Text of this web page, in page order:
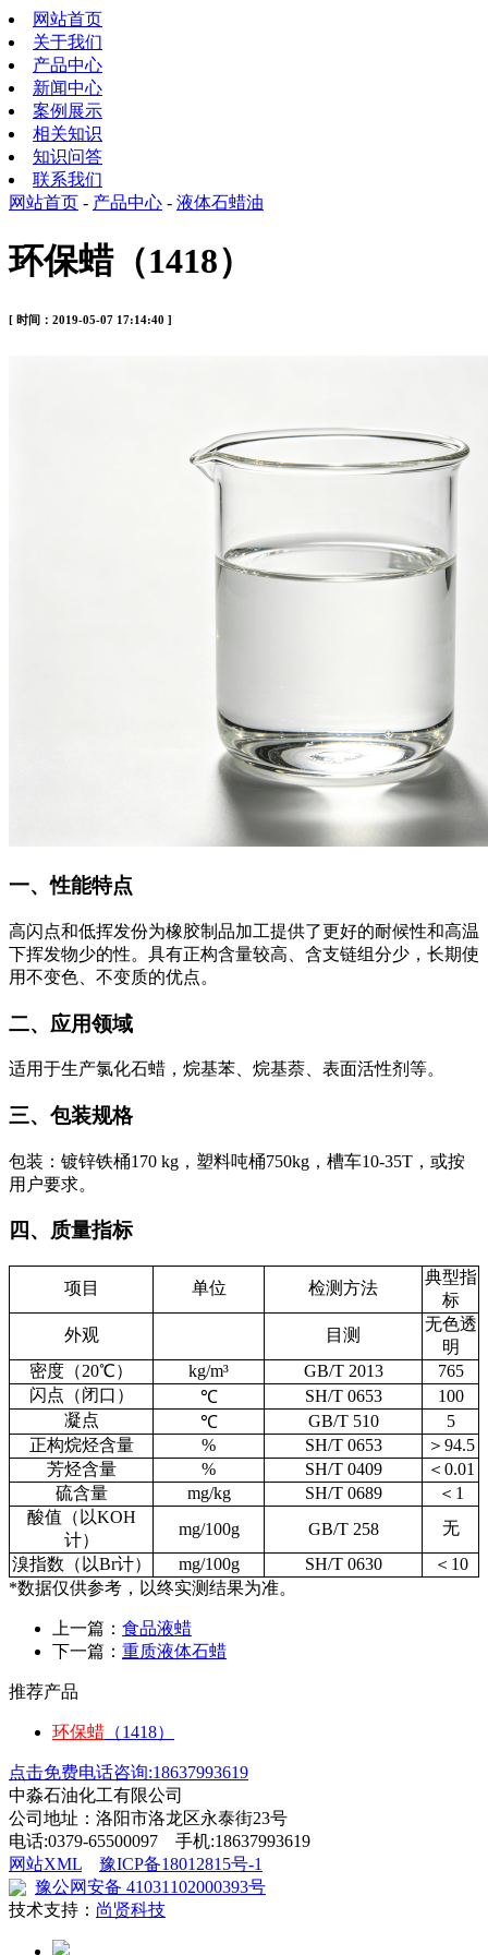
网站首页
关于我们
产品中心
新闻中心
案例展示
相关知识
知识问答
联系我们
网站首页 - 产品中心 - 液体石蜡油
环保蜡（1418）
[ 时间：2019-05-07 17:14:40 ]
一、性能特点
高闪点和低挥发份为橡胶制品加工提供了更好的耐候性和高温
下挥发物少的性。具有正构含量较高、含支链组分少，长期使
用不变色、不变质的优点。
二、应用领域
适用于生产氯化石蜡，烷基苯、烷基萘、表面活性剂等。
三、包装规格
包装：镀锌铁桶170 kg，塑料吨桶750kg，槽车10-35T，或按
用户要求。
四、质量指标
项目 单位 检测方法
典型指
标
外观
目测
无色透
明
密度（20℃） kg/m³ GB/T 2013
765
闪点（闭口）
℃ SH/T 0653
100
凝点
℃ GB/T 510
5
正构烷烃含量
% SH/T 0653 ＞ 94.5
芳烃含量
% SH/T 0409 ＜ 0.01
硫含量
mg/kg SH/T 0689 ＜ 1
酸值（以KOH
计）
mg/100g GB/T 258
无
溴指数（以Br计） mg/100g SH/T 0630 ＜ 10
*数据仅供参考，以终实测结果为准。
上一篇： 食品液蜡
下一篇： 重质液体石蜡
推荐产品
环保蜡 （1418）
点击免费电话咨询:18637993619
中淼石油化工有限公司
公司地址：洛阳市洛龙区永泰街23号
电话:0379-65500097 手机:18637993619
网站XML
豫ICP备18012815号-1
豫公网安备 41031102000393号
技术支持： 尚贤科技